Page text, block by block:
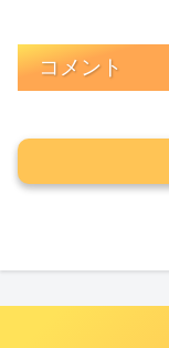
コメント